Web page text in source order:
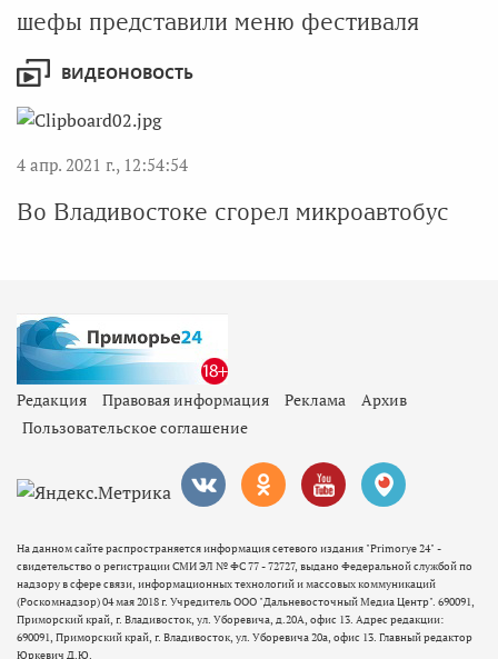
шефы представили меню фестиваля
ВИДЕОНОВОСТЬ
4 апр. 2021 г., 12:54:54
Во Владивостоке сгорел микроавтобус
Редакция Правовая информация Реклама
Архив
Пользовательское соглашение
На данном сайте распространяется информация сетевого издания "Primorye 24" -
свидетельство о регистрации СМИ ЭЛ № ФС 77 - 72727, выдано Федеральной службой по
надзору в сфере связи, информационных технологий и массовых коммуникаций
(Роскомнадзор) 04 мая 2018 г. Учредитель ООО "Дальневосточный Медиа Центр". 690091,
Приморский край, г. Владивосток, ул. Уборевича, д.20А, офис 13. Адрес редакции:
690091, Приморский край, г. Владивосток, ул. Уборевича 20а, офис 13. Главный редактор
Юркевич Д.Ю.